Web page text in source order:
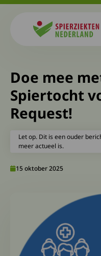
Doe mee
Spiertocht
Request!
Let op. Dit is een ouder
meer actueel is.
15 oktober 2025